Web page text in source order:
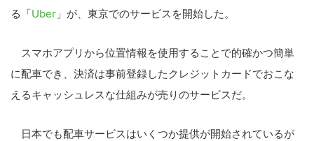
る「Uber 」が、東京でのサービスを開始した。
スマホアプリから位置情報を使用することで的確かつ簡単
に配車でき、決済は事前登録したクレジットカードでおこな
えるキャッシュレスな仕組みが売りのサービスだ。
日本でも配車サービスはいくつか提供が開始されているが
Block Data Bank